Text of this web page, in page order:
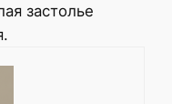
застолье